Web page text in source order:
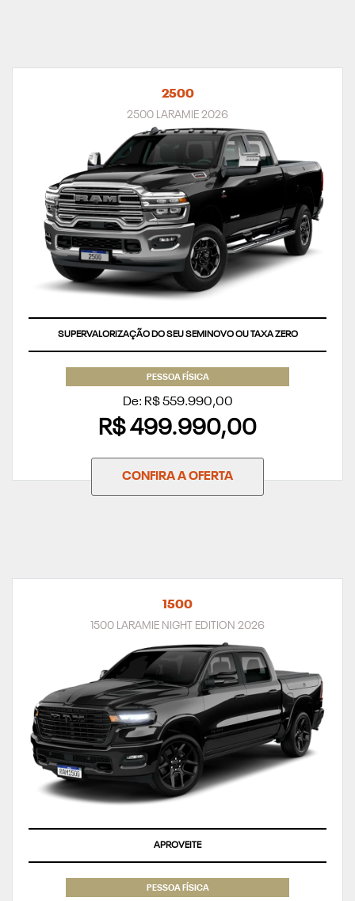
2500
2500 LARAMIE 2026
SUPERVALORIZAÇÃO DO SEU SEMINOVO OU TAXA ZERO
PESSOA FÍSICA
De: R$ 559.990,00
R$ 499.990,00
CONFIRA A OFERTA
1500
1500 LARAMIE NIGHT EDITION 2026
APROVEITE
PESSOA FÍSICA